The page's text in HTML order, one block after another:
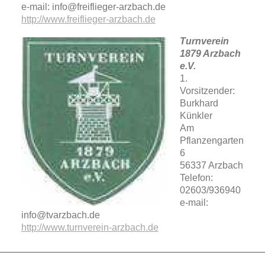
e-mail: info@freiflieger-arzbach.de
http://www.freiflieger-arzbach.de
Turnverein
1879 Arzbach
e.V.
1.
Vorsitzender:
Burkhard
Künkler
Am
Pflanzengarten
6
56337 Arzbach
Telefon:
02603/936940
e-mail:
info@tvarzbach.de
http://www.turnverein-arzbach.de